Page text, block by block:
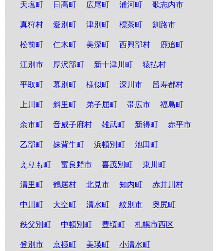
天塩町 日高町 広尾町 浦河町 歌志内市
真狩村 愛別町 津別町 標茶町 釧路市
松前町 仁木町 美深町 西興部村 鹿追町
江別市 厚沢部町 新十津川町 猿払村
平取町 幕別町 様似町 深川市 留寿都村
上川町 斜里町 弟子屈町 帯広市 福島町
余市町 音威子府村 雄武町 新得町 赤平市
乙部町 妹背牛町 浜頓別町 池田町
えりも町 富良野市 喜茂別町 東川町
清里町 鶴居村 北見市 知内町 赤井川村
中川町 大空町 清水町 紋別市 奥尻町
秩父別町 中頓別町 豊頃町 札幌市西区
登別市 京極町 美瑛町 小清水町